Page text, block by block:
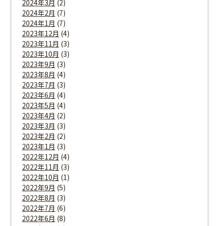
2024年3月 (2)
2024年2月 (7)
2024年1月 (7)
2023年12月 (4)
2023年11月 (3)
2023年10月 (3)
2023年9月 (3)
2023年8月 (4)
2023年7月 (3)
2023年6月 (4)
2023年5月 (4)
2023年4月 (2)
2023年3月 (3)
2023年2月 (2)
2023年1月 (3)
2022年12月 (4)
2022年11月 (3)
2022年10月 (1)
2022年9月 (5)
2022年8月 (3)
2022年7月 (6)
2022年6月 (8)